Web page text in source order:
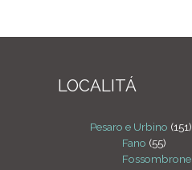
LOCALITÁ
Pesaro e Urbino (151)
Fano (55)
Fossombrone